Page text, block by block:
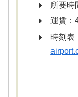
所要時
運賃：
時刻表